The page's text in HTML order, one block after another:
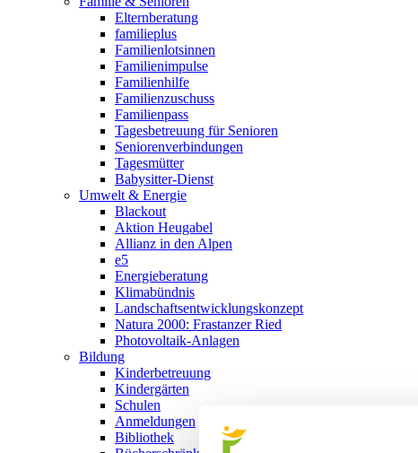
Elternberatung
familieplus
Familienlotsinnen
Familienimpulse
Familienhilfe
Familienzuschuss
Familienpass
Tagesbetreuung für Senioren
Seniorenverbindungen
Tagesmütter
Babysitter-Dienst
Umwelt & Energie
Blackout
Aktion Heugabel
Allianz in den Alpen
e5
Energieberatung
Klimabündnis
Landschaftsentwicklungskonzept
Natura 2000: Frastanzer Ried
Photovoltaik-Anlagen
Bildung
Kinderbetreuung
Kindergärten
Schulen
Anmeldungen
Bibliothek